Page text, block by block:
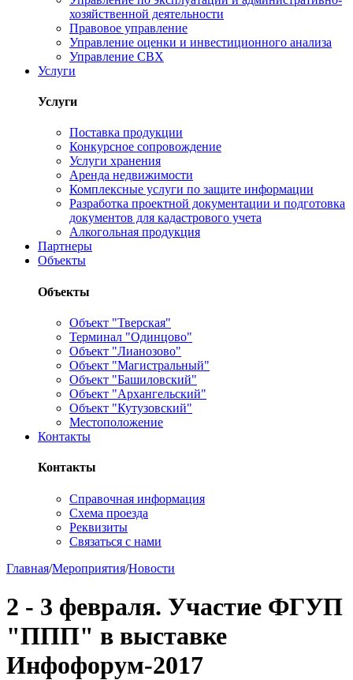
хозяйственной деятельности
Правовое управление
Управление оценки и инвестиционного анализа
Управление СВХ
Услуги
Услуги
Поставка продукции
Конкурсное сопровождение
Услуги хранения
Аренда недвижимости
Комплексные услуги по защите информации
Разработка проектной документации и подготовка
документов для кадастрового учета
Алкогольная продукция
Партнеры
Объекты
Объекты
Объект "Тверская"
Терминал "Одинцово"
Объект "Лианозово"
Объект "Магистральный"
Объект "Башиловский"
Объект "Архангельский"
Объект "Кутузовский"
Местоположение
Контакты
Контакты
Справочная информация
Схема проезда
Реквизиты
Связаться с нами
Главная/Мероприятия/Новости
2 - 3 февраля. Участие ФГУП
"ППП" в выставке
Инфофорум-2017